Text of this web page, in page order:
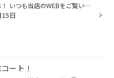
こんにちは！ いつも当店のWEBをご覧いただきありがとうございます 今回はヘッドライトコーティング！ 写真でもわかるくすみ具合！ 今回はこのヘッドライトを綺麗にして行きます！ 施工後がこちら！⤵︎ くすみがなくなりとても綺麗になりました！ 今回の施工時間は40分程度 料金は3300円！ オイル交...
15日
ート！